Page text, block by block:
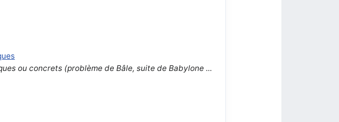
ou concrets (problème de Bâle, suite de Babylone ...